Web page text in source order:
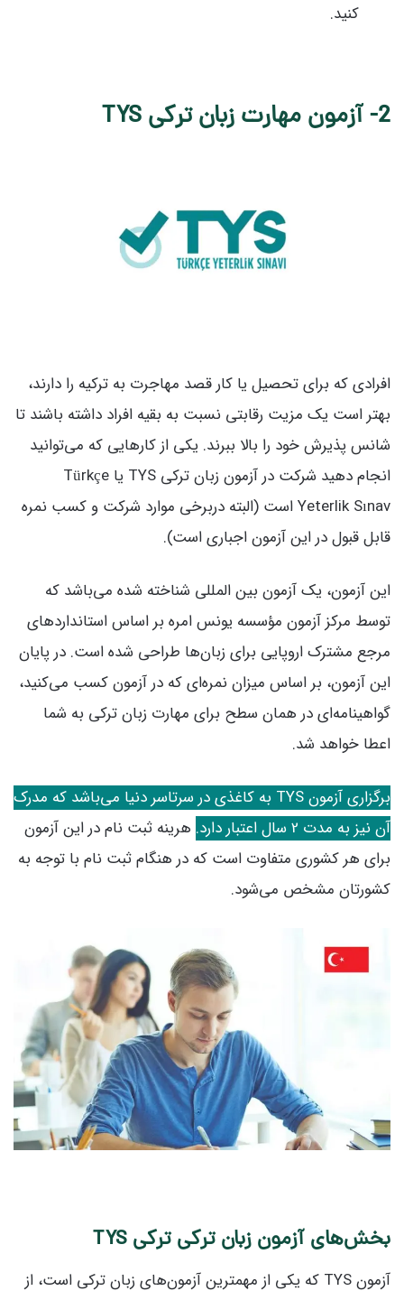
کنید.
2- آزمون مهارت زبان ترکی TYS
افرادی که برای تحصیل یا کار قصد مهاجرت به ترکیه را دارند،
بهتر است یک مزیت رقابتی نسبت به بقیه افراد داشته باشند تا
شانس پذیرش خود را بالا ببرند. یکی از کارهایی که می‌توانید
انجام دهید شرکت در آزمون زبان ترکی TYS یا Türkçe
Yeterlik Sınav است (البته دربرخی موارد شرکت و کسب نمره
قابل قبول در این آزمون اجباری است).
این آزمون، یک آزمون بین المللی شناخته شده می‌باشد که
توسط مرکز آزمون مؤسسه یونس امره بر اساس استانداردهای
مرجع مشترک اروپایی برای زبان‌ها طراحی شده است. در پایان
این آزمون، بر اساس میزان نمره‌ای که در آزمون کسب می‌کنید،
گواهینامه‌ای در همان سطح برای مهارت زبان ترکی به شما
اعطا خواهد شد.
برگزاری آزمون TYS به کاغذی در سرتاسر دنیا می‌باشد که مدرک
آن نیز به مدت 2 سال اعتبار دارد.
هرینه ثبت نام در این آزمون
برای هر کشوری متفاوت است که در هنگام ثبت نام با توجه به
کشورتان مشخص می‌شود.
بخش‌های آزمون زبان ترکی ترکی TYS
آزمون TYS که یکی از مهمترین آزمون‌های زبان ترکی است، از